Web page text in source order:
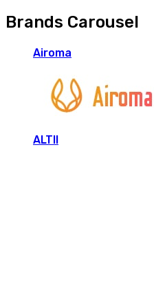
Brands Carousel
Airoma
ALTII